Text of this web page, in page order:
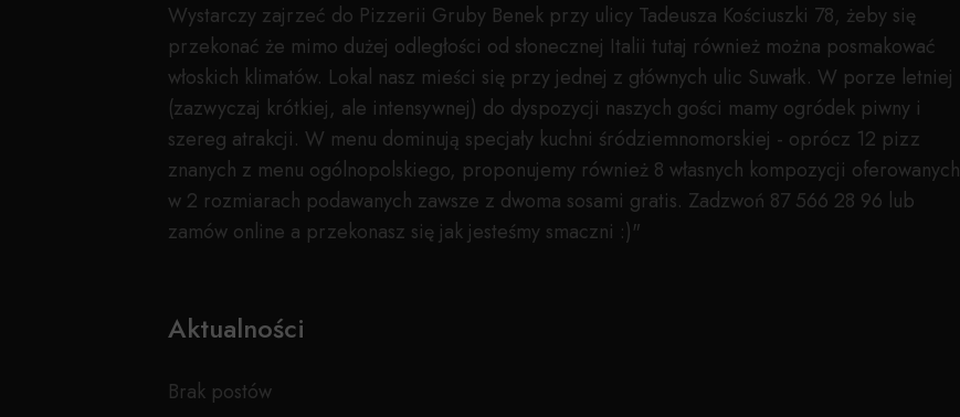
Wystarczy zajrzeć do Pizzerii Gruby Benek przy ulicy Tadeusza Kościuszki 78, żeby się
przekonać że mimo dużej odległości od słonecznej Italii tutaj również można posmakować
włoskich klimatów. Lokal nasz mieści się przy jednej z głównych ulic Suwałk. W porze letniej
(zazwyczaj krótkiej, ale intensywnej) do dyspozycji naszych gości mamy ogródek piwny i
szereg atrakcji. W menu dominują specjały kuchni śródziemnomorskiej - oprócz 12 pizz
znanych z menu ogólnopolskiego, proponujemy również 8 własnych kompozycji oferowanych
w 2 rozmiarach podawanych zawsze z dwoma sosami gratis. Zadzwoń 87 566 28 96 lub
zamów online a przekonasz się jak jesteśmy smaczni :)"
Aktualności
Brak postów